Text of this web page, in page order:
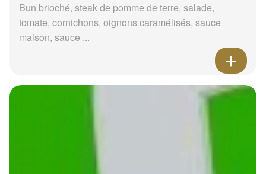
Bun brioché, steak de pomme de terre, salade,
tomate, cornichons, oignons caramélisés, sauce
maison, sauce ...